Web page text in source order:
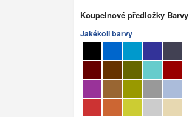
Koupelnové předložky Barvy
Jakékoli barvy